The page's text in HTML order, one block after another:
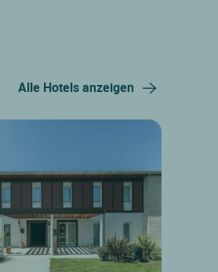
Alle Hotels anzeigen